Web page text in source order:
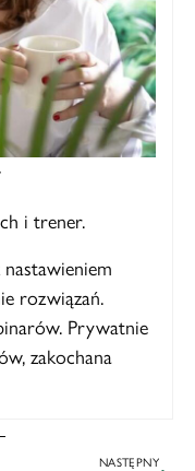
i trener.
rozwiązań.
Prywatnie
zakochana
NASTĘPNY